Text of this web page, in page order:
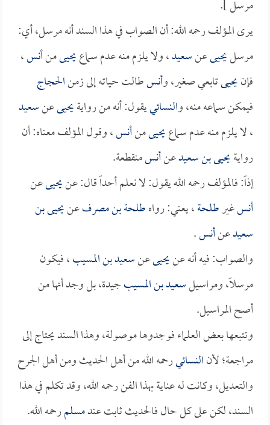
مرسل ].
يرى المؤلف رحمه الله: أن الصواب في هذا السند أنه مرسل، أي:
مرسليحيىعنسعيد، ولا يلزم منه عدم سماعيحيىمنأنس،
فإنيحيىتابعي صغير، وأنسطالت حياته إلى زمنالحجاج
فيمكن سماعه منه، والنسائييقول: أنه من روايةيحيىعنسعيد
، لا يلزم منه عدم سماعيحيىمنأنس، وقول المؤلف معناه: أن
روايةيحيى بن سعيدعنأنسمنقطعة.
إذاً: فالمؤلف رحمه الله يقول: لا نعلم أحداً قال: عنيحيىعن
أنسغيرطلحة، يعني: رواهطلحة بن مصرفعنيحيى بن
سعيدعنأنس.
والصواب: فيه أنه عنيحيىعنسعيد بن المسيب، فيكون
مرسلاً، ومراسيلسعيد بن المسيبجيدة، بل وجد أنها من
أصح المراسيل.
وتتبعها بعض العلماء فوجدوها موصولة، وهذا السند يحتاج إلى
مراجعة؛ لأنالنسائيرحمه الله من أهل الحديث ومن أهل الجرح
والتعديل، وكانت له عناية بهذا الفن رحمه الله، وقد تكلم في هذا
السند، لكن على كل حال فالحديث ثابت عندمسلمرحمه الله.